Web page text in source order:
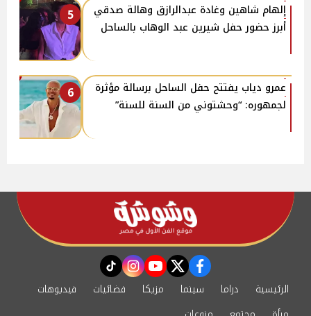
5
إلهام شاهين وغادة عبدالرازق وهالة صدقي
أبرز حضور حفل شيرين عبد الوهاب بالساحل
6
عمرو دياب يفتتح حفل الساحل برسالة مؤثرة
لجمهوره: “وحشتوني من السنة للسنة”
facebook
twitter
youtube
instagram
tiktok
الرئيسية دراما سينما مزيكا فضائيات
فيديوهات